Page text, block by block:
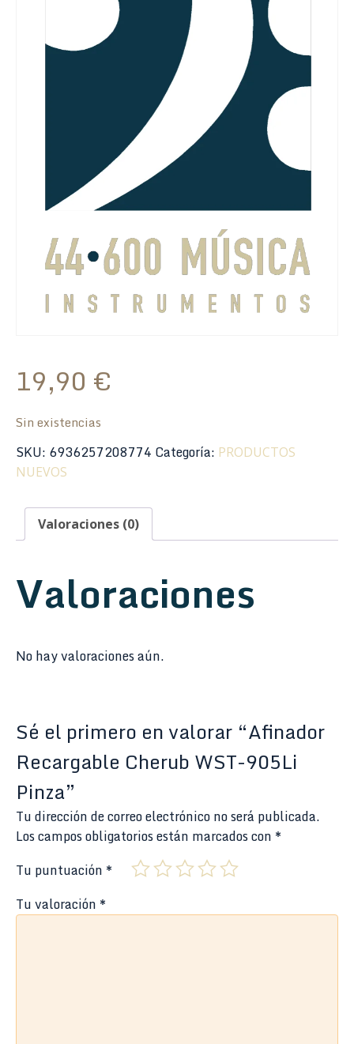
19,90 €
Sin existencias
SKU: 6936257208774 Categoría: PRODUCTOS
NUEVOS
Valoraciones (0)
Valoraciones
No hay valoraciones aún.
Sé el primero en valorar “Afinador
Recargable Cherub WST-905Li
Pinza”
Tu dirección de correo electrónico no será publicada.
Los campos obligatorios están marcados con *
Tu puntuación *
Tu valoración *